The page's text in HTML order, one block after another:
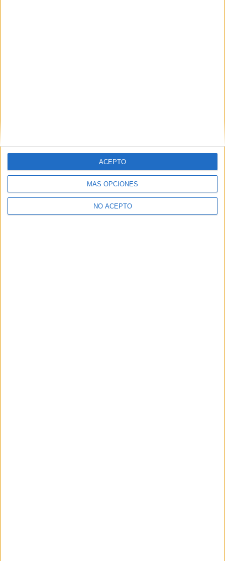
MÁS OPCIONES
NO ACEPTO
ACEPTO